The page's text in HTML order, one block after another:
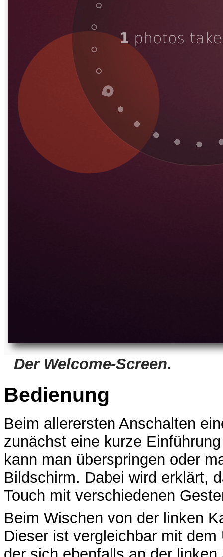
Der Welcome-Screen.
Bedienung
Beim allerersten Anschalten
zunächst eine kurze
kann man überspringen oder
Bildschirm. Dabei wird erklärt,
Touch mit verschiedenen
Beim Wischen von der linken
Dieser ist vergleichbar mit